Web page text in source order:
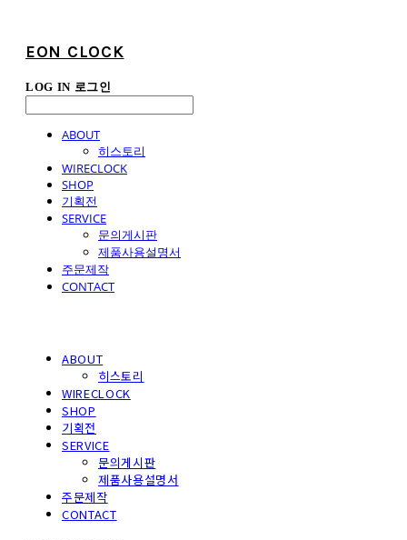
EON CLOCK
LOG IN 로그인
ABOUT
히스토리
WIRECLOCK
SHOP
기획전
SERVICE
문의게시판
제품사용설명서
주문제작
CONTACT
ABOUT
히스토리
WIRECLOCK
SHOP
기획전
SERVICE
문의게시판
제품사용설명서
주문제작
CONTACT